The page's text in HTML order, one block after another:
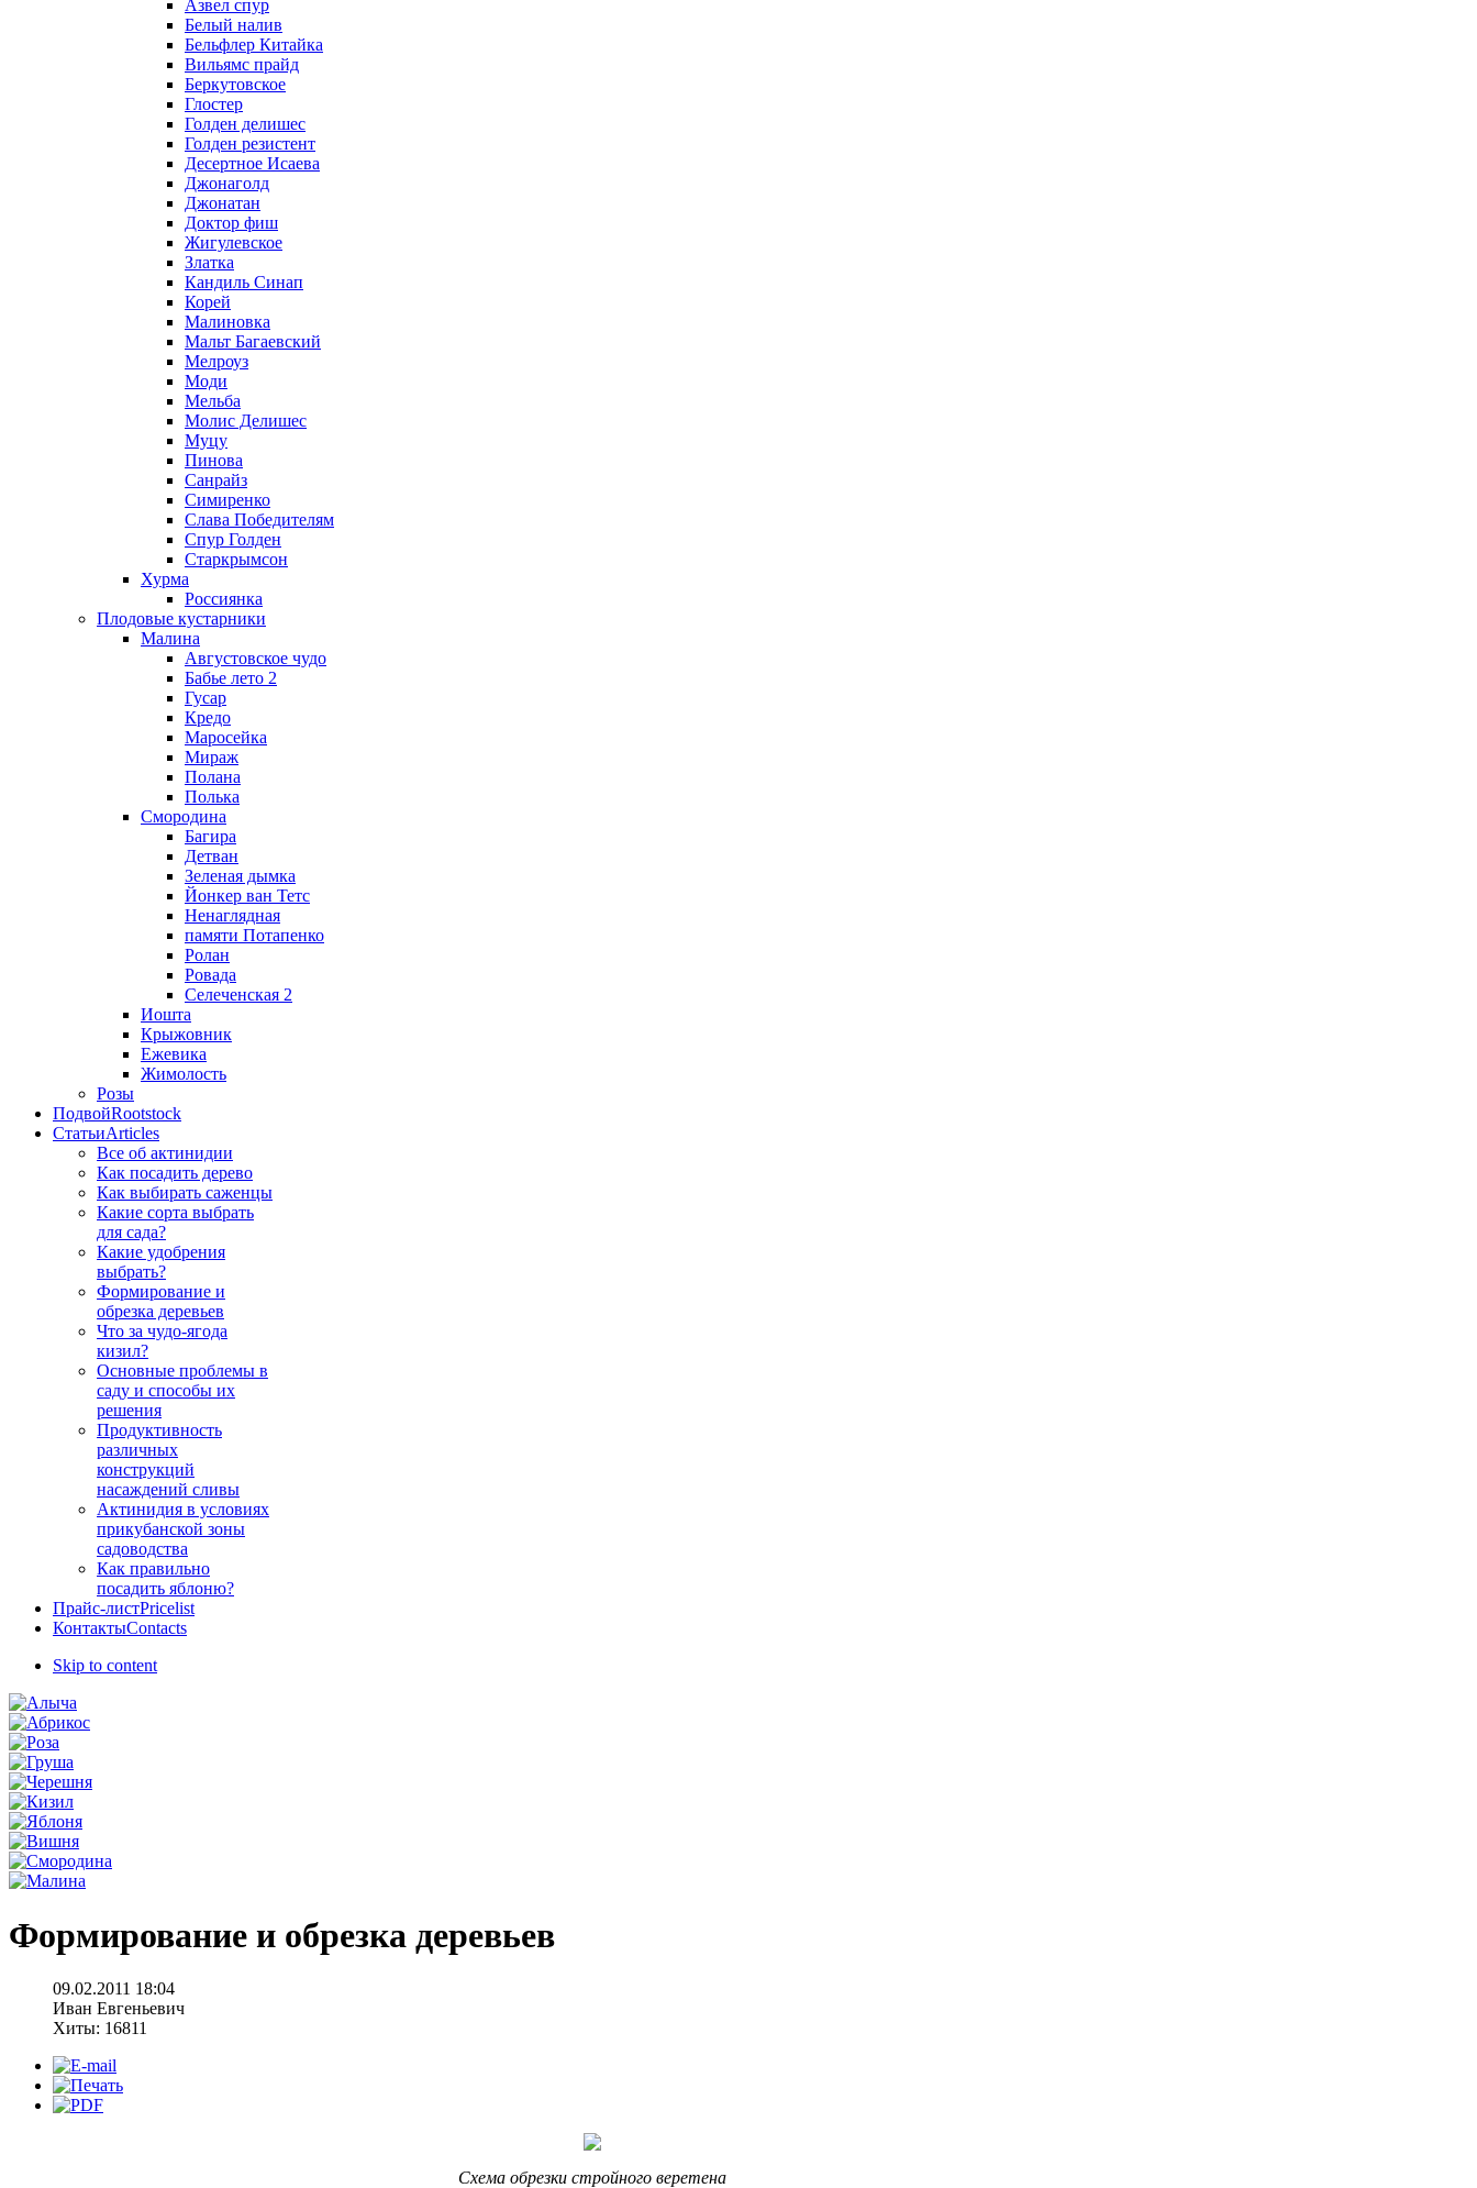
Азвел спур
Белый налив
Бельфлер Китайка
Вильямс прайд
Беркутовское
Глостер
Голден делишес
Голден резистент
Десертное Исаева
Джонаголд
Джонатан
Доктор фиш
Жигулевское
Златка
Кандиль Синап
Корей
Малиновка
Мальт Багаевский
Мелроуз
Моди
Мельба
Молис Делишес
Муцу
Пинова
Санрайз
Симиренко
Слава Победителям
Спур Голден
Старкрымсон
Хурма
Россиянка
Плодовые кустарники
Малина
Августовское чудо
Бабье лето 2
Гусар
Кредо
Маросейка
Мираж
Полана
Полька
Смородина
Багира
Детван
Зеленая дымка
Йонкер ван Тетс
Ненаглядная
памяти Потапенко
Ролан
Ровада
Селеченская 2
Иошта
Крыжовник
Ежевика
Жимолость
Розы
ПодвойRootstock
СтатьиArticles
Все об актинидии
Как посадить дерево
Как выбирать саженцы
Какие сорта выбрать
для сада?
Какие удобрения
выбрать?
Формирование и
обрезка деревьев
Что за чудо-ягода
кизил?
Основные проблемы в
саду и способы их
решения
Продуктивность
различных
конструкций
насаждений сливы
Актинидия в условиях
прикубанской зоны
садоводства
Как правильно
посадить яблоню?
Прайс-листPricelist
КонтактыContacts
Skip to content
Формирование и обрезка деревьев
09.02.2011 18:04
Иван Евгеньевич
Хиты: 16811
Схема обрезки стройного веретена